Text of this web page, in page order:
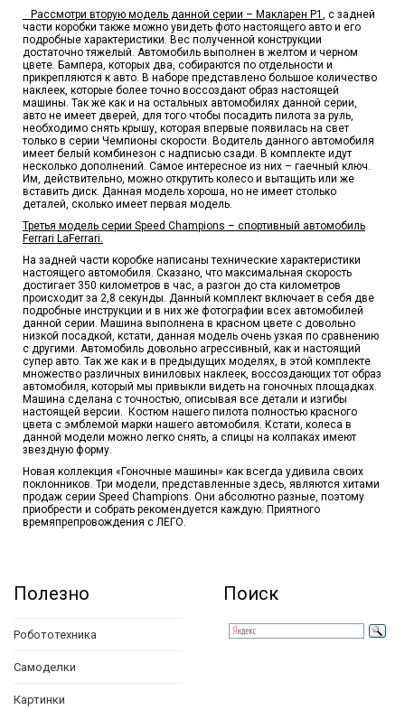
Рассмотри вторую модель данной серии – Макларен Р1 , с задней
части коробки также можно увидеть фото настоящего авто и его
подробные характеристики. Вес полученной конструкции
достаточно тяжелый. Автомобиль выполнен в желтом и черном
цвете. Бампера, которых два, собираются по отдельности и
прикрепляются к авто. В наборе представлено большое количество
наклеек, которые более точно воссоздают образ настоящей
машины. Так же как и на остальных автомобилях данной серии,
авто не имеет дверей, для того чтобы посадить пилота за руль,
необходимо снять крышу, которая впервые появилась на свет
только в серии Чемпионы скорости. Водитель данного автомобиля
имеет белый комбинезон с надписью сзади. В комплекте идут
несколько дополнений. Самое интересное из них – гаечный ключ.
Им, действительно, можно открутить колесо и вытащить или же
вставить диск. Данная модель хороша, но не имеет столько
деталей, сколько имеет первая модель.
Третья модель серии Speed Champions – спортивный автомобиль
Ferrari LaFerrari.
На задней части коробке написаны технические характеристики
настоящего автомобиля. Сказано, что максимальная скорость
достигает 350 километров в час, а разгон до ста километров
происходит за 2,8 секунды. Данный комплект включает в себя две
подробные инструкции и в них же фотографии всех автомобилей
данной серии. Машина выполнена в красном цвете с довольно
низкой посадкой, кстати, данная модель очень узкая по сравнению
с другими. Автомобиль довольно агрессивный, как и настоящий
супер авто. Так же как и в предыдущих моделях, в этой комплекте
множество различных виниловых наклеек, воссоздающих тот образ
автомобиля, который мы привыкли видеть на гоночных площадках.
Машина сделана с точностью, описывая все детали и изгибы
настоящей версии. Костюм нашего пилота полностью красного
цвета с эмблемой марки нашего автомобиля. Кстати, колеса в
данной модели можно легко снять, а спицы на колпаках имеют
звездную форму.
Новая коллекция «Гоночные машины» как всегда удивила своих
поклонников. Три модели, представленные здесь, являются хитами
продаж серии Speed Champions. Они абсолютно разные, поэтому
приобрести и собрать рекомендуется каждую. Приятного
времяпрепровождения с ЛЕГО.
Полезно
Робототехника
Самоделки
Картинки
Поиск